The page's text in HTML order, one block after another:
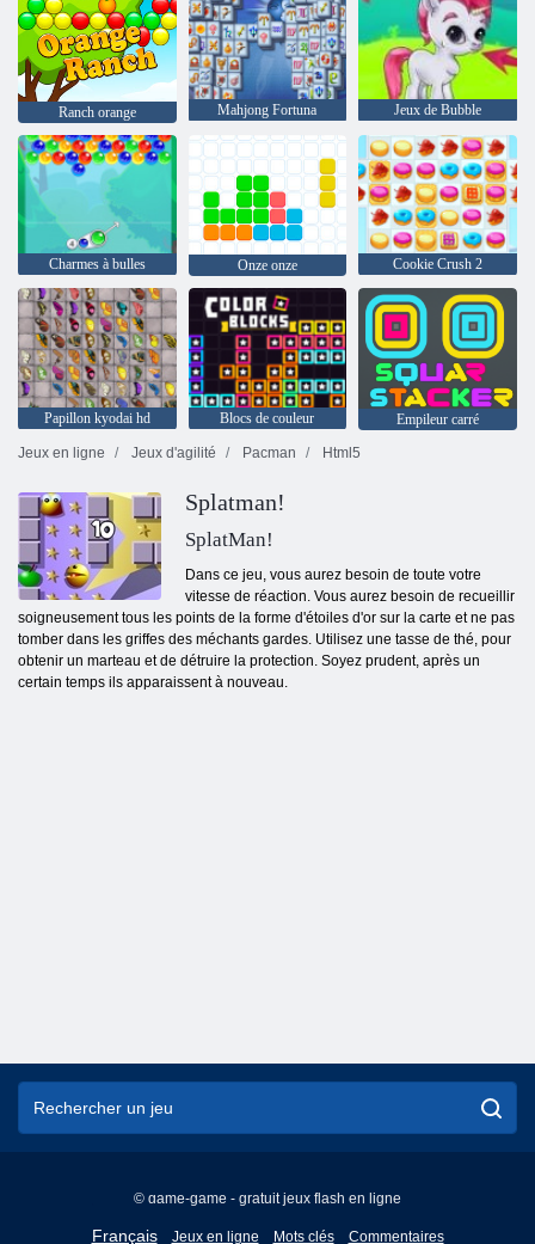
Ranch orange Mahjong Fortuna Jeux de Bubble
Charmes à bulles Onze onze Cookie Crush 2
Papillon kyodai hd Blocs de couleur
Empileur carré
Jeux en ligne
Jeux d'agilité Pacman Html5
Splatman!
SplatMan!
Dans ce jeu, vous aurez besoin de toute votre
vitesse de réaction. Vous aurez besoin de recueillir
soigneusement tous les points de la forme d'étoiles d'or sur la carte et ne pas
tomber dans les griffes des méchants gardes. Utilisez une tasse de thé, pour
obtenir un marteau et de détruire la protection. Soyez prudent, après un
certain temps ils apparaissent à nouveau.
© game-game - gratuit jeux flash en ligne
Français
English
Jeux en ligne Mots clés Commentaires